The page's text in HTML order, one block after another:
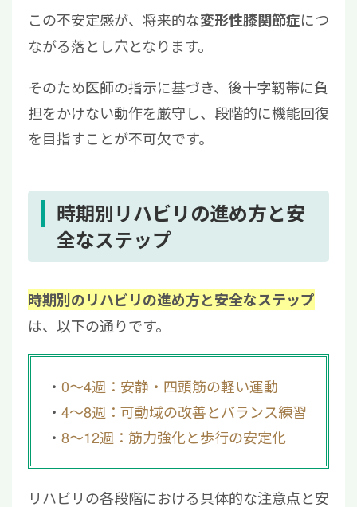
この不安定感が、将来的な変形性膝関節症につ
ながる落とし穴となります。
そのため医師の指示に基づき、後十字靭帯に負
担をかけない動作を厳守し、段階的に機能回復
を目指すことが不可欠です。
時期別リハビリの進め方と安
全なステップ
時期別のリハビリの進め方と安全なステップ
は、以下の通りです。
0〜4週：安静・四頭筋の軽い運動
4〜8週：可動域の改善とバランス練習
8〜12週：筋力強化と歩行の安定化
リハビリの各段階における具体的な注意点と安